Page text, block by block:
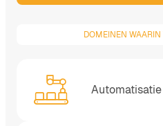
DOMEINEN
Automatisatie